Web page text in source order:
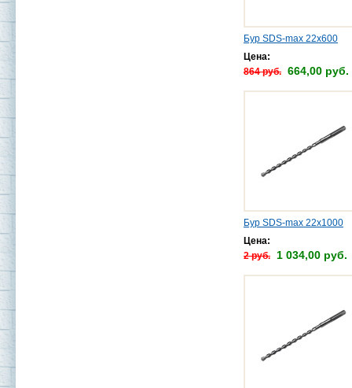
Бур SDS-max 22х600
Цена:
864 руб. 664,00 руб.
Бур SDS-max 22х1000
Цена:
2 руб.
1 034,00 руб.